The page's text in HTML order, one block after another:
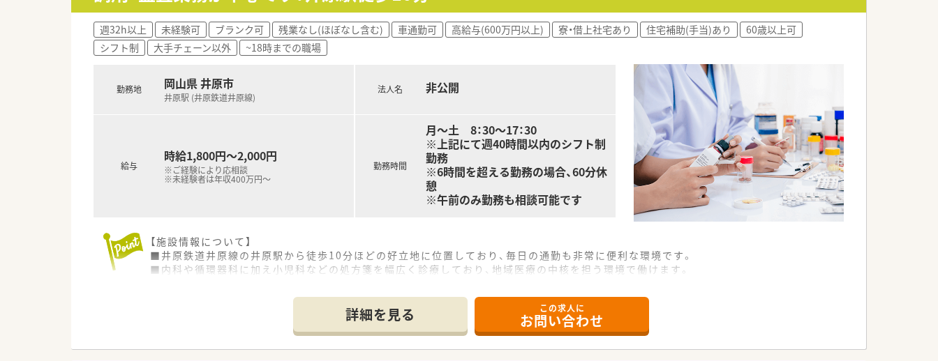
す。
■全ての患者様が同等かつ上質な医療を受けることができるよう、笑顔をキーワードに患者様の為に何ができるかを常に考え、日々の業
務を行います。
■しっかりと基盤を固め、まずは保険薬局として患者さんに寄り添って服薬指導を行う「かかりつけ薬局」になること。その上で健康に
関する相談窓口として地域の皆様の主体的な健康の維持・増進を積極的に支援する「健康サポート薬局」を目指し、さらに病院や介護施設
などと連携を強化することで地域包括ケアにつながっていく事に重きを置いています。
■調剤事業にとどまらず、セルフメディケーションの推進・健康拠点として情報の発信や健康イベント開催などの取り組みを行っていま
す。
■無菌調剤対応薬局の設置や関連会社の介護サービス事業を展開するサンキ・ウエルビィ（株）との連携、そして中国地方最大級の店舗網
を生かし、地域の皆さまが安心して暮らせる街づくりを支援します。
＜こんな方にもおすすめ＞
■キャリアアップを目指す方、自身のスキルを磨きたい方
■福利厚生・教育体制が整っている会社で働きたい方
週32h以上 未経験可 ブランク可 残業なし(ほぼなし含む) 車通勤可 高給与(600万円以上) 寮・借上社宅あり 住宅補助(手当)あり
60歳以上可
シフト制
大手チェーン以外 ~18時までの職場
勤務地 岡山県 井原市
井原駅 (井原鉄道井原線)
給与
時給1,800円～2,000円
※ご経験により応相談
※未経験者は年収400万円～
法人名 非公開
勤務時間
月～土 8：30～17：30
※上記にて週40時間以内のシフト制
勤務
※6時間を超える勤務の場合、60分休
憩
※午前のみ勤務も相談可能です
【施設情報について】
■井原鉄道井原線の井原駅から徒歩10分ほどの好立地に位置しており、毎日の通勤も非常に便利な環境です。
■内科や循環器科に加え小児科などの処方箋を幅広く診療しており、地域医療の中核を担う環境で働けます。
■井原地区で初となる介護医療院を開設するなど、地域の医療ニーズに合わせて新しい取り組みを積極的に行っています。
■透析医療やリハビリテーションなど専門性の高い医療サービスの提供にも力を入れ、地域医療の質を高めています。
■在宅支援を含めた地域医療への貢献を重視しており、退院後の患者様の生活も支える包括的な体制があります。
詳細を見る この求人に
お問い合わせ